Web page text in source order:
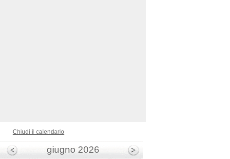
Chiudi il calendario
giugno 2026